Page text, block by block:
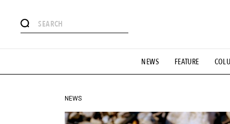
NEWS FEATURE
#憧れの逸品 #ESSENTIAL
#GH 銘品の所以 #フイナムのYouTube #Commune H
#HANDSOME HANDBOOK
NEWS